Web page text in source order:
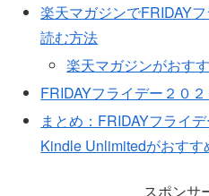
楽天マガジンでFRIDAY
読む方法
楽天マガジンがおす
FRIDAYフライデー２０
まとめ：FRIDAYフライ
Kindle Unlimitedがおすす
スポンサ